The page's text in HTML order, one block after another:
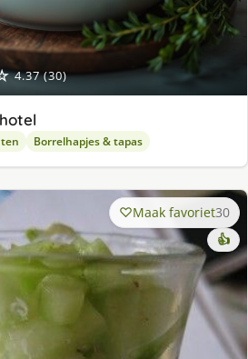
4.37 (30)
Borrelhapjes & tapas
Maak favoriet30
👍